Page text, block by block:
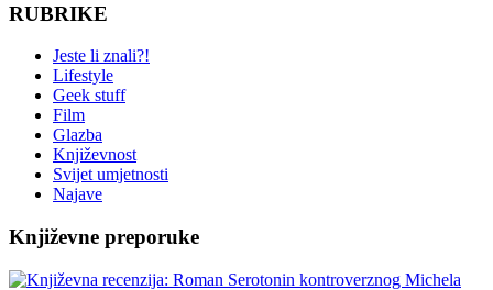
RUBRIKE
Jeste li znali?!
Lifestyle
Geek stuff
Film
Glazba
Književnost
Svijet umjetnosti
Najave
Književne preporuke